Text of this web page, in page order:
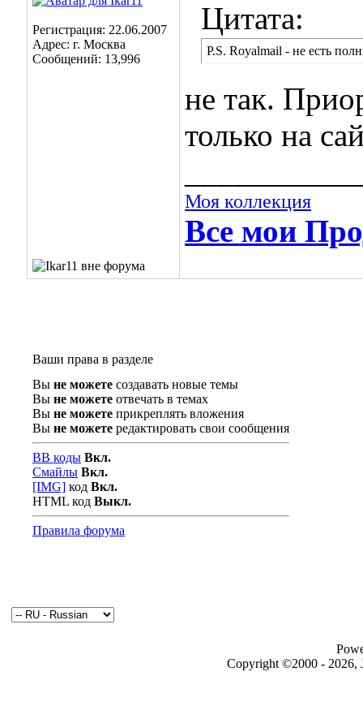
Регистрация: 22.06.2007
Адрес: г. Москва
Сообщений: 13,996
Цитата:
P.S. Royalmail - не есть
не так.
только на
Моя коллекция
Все мои
Ваши права в разделе
Вы не можете создавать новые темы
Вы не можете отвечать в темах
Вы не можете прикреплять вложения
Вы не можете редактировать свои сообщения
BB коды Вкл.
Смайлы Вкл.
[IMG] код Вкл.
HTML код Выкл.
Правила форума
Copyright ©2000 - 2026,